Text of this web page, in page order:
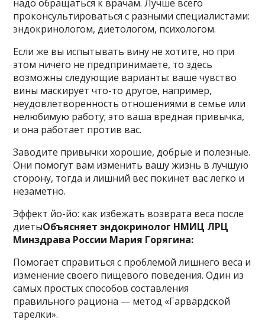
надо обращаться к врачам. Лучше всего
проконсультироваться с разными специалистами:
эндокринологом, диетологом, психологом.
Если же вы испытывать вину не хотите, но при
этом ничего не предпринимаете, то здесь
возможны следующие варианты: ваше чувство
вины маскирует что-то другое, например,
неудовлетворенность отношениями в семье или
нелюбимую работу; это ваша вредная привычка,
и она работает против вас.
Заводите привычки хорошие, добрые и полезные.
Они помогут вам изменить вашу жизнь в лучшую
сторону, тогда и лишний вес покинет вас легко и
незаметно.
Эффект йо-йо: как избежать возврата веса после
диетыОбъясняет эндокринолог НМИЦ ЛРЦ
Минздрава России Мария Горягина:
Помогает справиться с проблемой лишнего веса и
изменение своего пищевого поведения. Один из
самых простых способов составления
правильного рациона — метод «Гарвардской
тарелки».